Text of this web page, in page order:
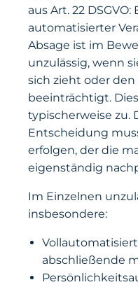
aus Art. 22
automatisierter
Absage ist im
unzulässig, wenn
sich zieht oder
beeinträchtigt.
typischerweise zu.
Entscheidung
erfolgen, der die
eigenständig
Im Einzelnen
insbesondere:
abschließende